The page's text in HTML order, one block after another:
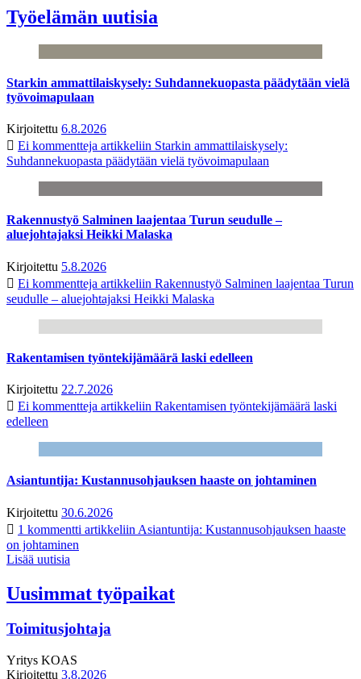
Työelämän uutisia
Starkin ammattilaiskysely: Suhdannekuopasta päädytään vielä
työvoimapulaan
Kirjoitettu 6.8.2026
Ei kommentteja artikkeliin Starkin ammattilaiskysely:
Suhdannekuopasta päädytään vielä työvoimapulaan
Rakennustyö Salminen laajentaa Turun seudulle –
aluejohtajaksi Heikki Malaska
Kirjoitettu 5.8.2026
Ei kommentteja artikkeliin Rakennustyö Salminen laajentaa Turun
seudulle – aluejohtajaksi Heikki Malaska
Rakentamisen työntekijämäärä laski edelleen
Kirjoitettu 22.7.2026
Ei kommentteja artikkeliin Rakentamisen työntekijämäärä laski
edelleen
Asiantuntija: Kustannusohjauksen haaste on johtaminen
Kirjoitettu 30.6.2026
1 kommentti artikkeliin Asiantuntija: Kustannusohjauksen haaste
on johtaminen
Lisää uutisia
Uusimmat työpaikat
Toimitusjohtaja
Yritys KOAS
Kirjoitettu 3.8.2026